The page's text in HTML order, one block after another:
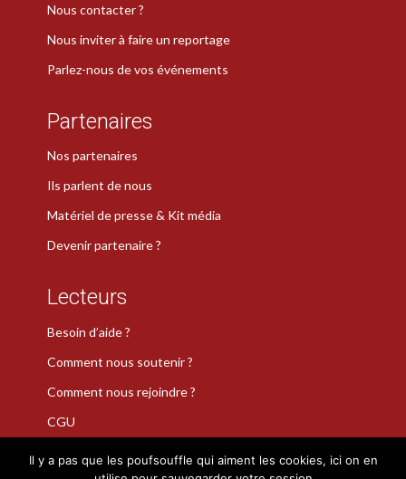
Nous contacter ?
Nous inviter à faire un reportage
Parlez-nous de vos événements
Partenaires
Nos partenaires
Ils parlent de nous
Matériel de presse & Kit média
Devenir partenaire ?
Lecteurs
Besoin d’aide ?
Comment nous soutenir ?
Comment nous rejoindre ?
CGU
Il y a pas que les poufsouffle qui aiment les cookies, ici on en